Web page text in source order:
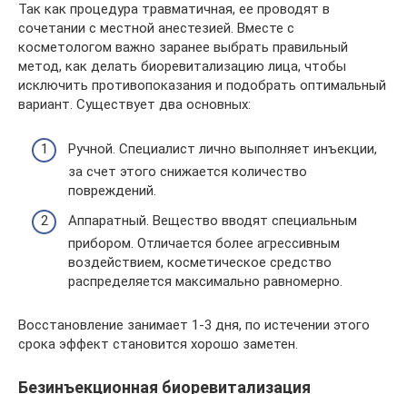
Так как процедура травматичная, ее проводят в
сочетании с местной анестезией. Вместе с
косметологом важно заранее выбрать правильный
метод, как делать биоревитализацию лица, чтобы
исключить противопоказания и подобрать оптимальный
вариант. Существует два основных:
Ручной. Специалист лично выполняет инъекции,
за счет этого снижается количество
повреждений.
Аппаратный. Вещество вводят специальным
прибором. Отличается более агрессивным
воздействием, косметическое средство
распределяется максимально равномерно.
Восстановление занимает 1-3 дня, по истечении этого
срока эффект становится хорошо заметен.
Безинъекционная биоревитализация